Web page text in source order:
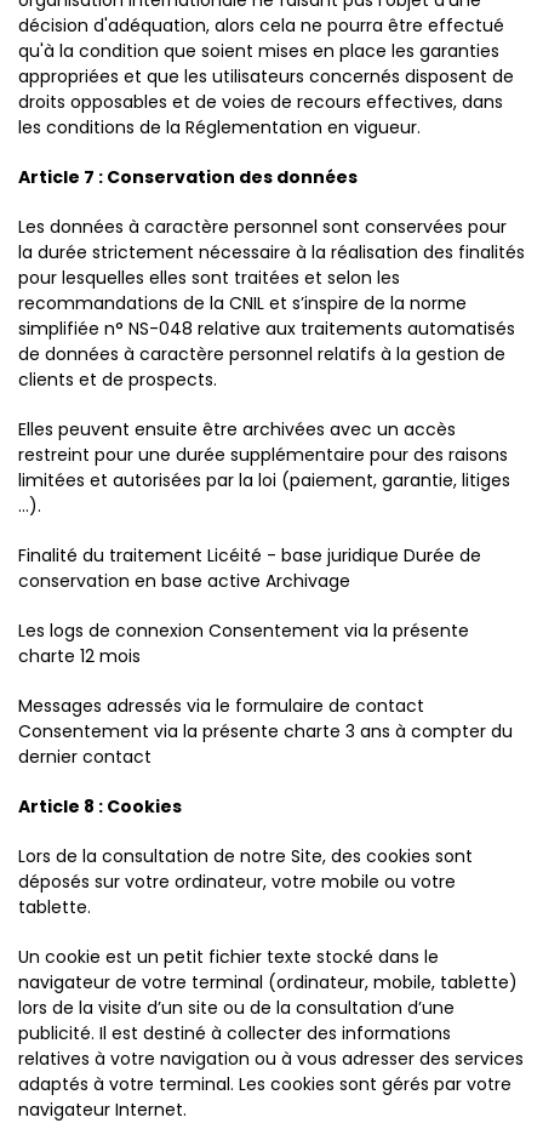
décision d'adéquation, alors cela ne pourra être effectué
qu'à la condition que soient mises en place les garanties
appropriées et que les utilisateurs concernés disposent de
droits opposables et de voies de recours effectives, dans
les conditions de la Réglementation en vigueur.
Article 7 : Conservation des données
Les données à caractère personnel sont conservées pour
la durée strictement nécessaire à la réalisation des finalités
pour lesquelles elles sont traitées et selon les
recommandations de la CNIL et s’inspire de la norme
simplifiée n° NS-048 relative aux traitements automatisés
de données à caractère personnel relatifs à la gestion de
clients et de prospects.
Elles peuvent ensuite être archivées avec un accès
restreint pour une durée supplémentaire pour des raisons
limitées et autorisées par la loi (paiement, garantie, litiges
...).
Finalité du traitement Licéité - base juridique Durée de
conservation en base active Archivage
Les logs de connexion Consentement via la présente
charte 12 mois
Messages adressés via le formulaire de contact
Consentement via la présente charte 3 ans à compter du
dernier contact
Article 8 : Cookies
Lors de la consultation de notre Site, des cookies sont
déposés sur votre ordinateur, votre mobile ou votre
tablette.
Un cookie est un petit fichier texte stocké dans le
navigateur de votre terminal (ordinateur, mobile, tablette)
lors de la visite d’un site ou de la consultation d’une
publicité. Il est destiné à collecter des informations
relatives à votre navigation ou à vous adresser des services
adaptés à votre terminal. Les cookies sont gérés par votre
navigateur Internet.